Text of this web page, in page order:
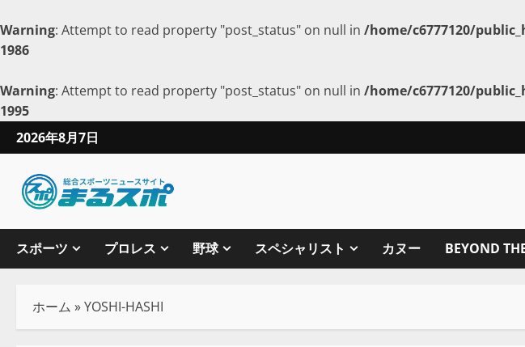
Warning: Attempt to read property "post_status" on null in /home/c6777120/
1986
Warning: Attempt to read property "post_status" on null in /home/c6777120/
1995
2026年8月7日
スポーツ プロレス 野球 スペシャリスト カヌー BEYOND
ホーム »YOSHI-HASHI